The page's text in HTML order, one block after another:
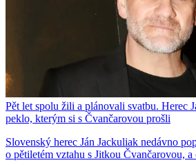
Pět let spolu žili a plánovali svatbu. Herec
peklo, kterým si s Čvančarovou prošli
Slovenský herec Ján Jackuliak nedávno
o pětiletém vztahu s Jitkou Čvančarovou,